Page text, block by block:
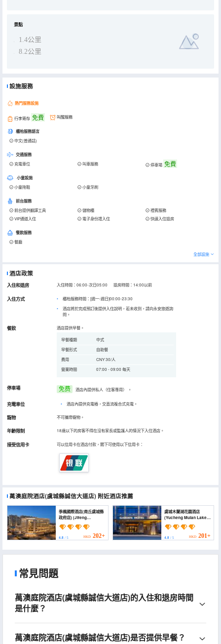
景點
1.4公里
8.2公里
設施服務
熱門服務設施
行李寄存 免費 叫醒服務
櫃枱服務語言
中文(普通話)
交通服務
充電車位 叫車服務 停車場 免費
小童設施
小童拖鞋 小童牙刷
前台服務
前台提供翻譯工具 儲物櫃
禮賓服務
VIP通道入住
電子身份證入住 快速入住退房
餐飲服務
餐廳
全部設施
酒店政策
入住和退房 入住時間：06:00-次日05:00 退房時間：14:00以前
入住方式
櫃枱服務時間：[週一-週日]00:00-23:30
酒店將於完成預訂後提供入住說明，若未收到，請向永安旅遊詢
問。
餐飲 酒店提供早餐。
早餐種類
中式
早餐形式
自助餐
費用
CNY 30/人
營業時間
07:00 - 09:00 每天
停車場 免费 酒店內提供私人（住客專用） 。
充電車位 • 酒店內提供充電樁，交直流複合式充電。
寵物 不可攜帶寵物。
年齡限制 18歲以下的房客不得在沒有家長或監護人的情況下入住酒店。
接受信用卡 可以信用卡在酒店付款，閣下可使用以下信用卡：
萬澳庭院酒店(虞城縣誠信大道店) 附近酒店推薦
季楓國際酒店(商丘虞城縣
政府店) (Jifeng
International Hotel
(Shangqiu Yucheng
County Government))
4.8 / 5 HKD 202+
虞城木蘭湖花園酒店
(Yucheng Mulan Lake
Garden Hotel (Yucheng
County Government
Store))
4.8/ 5 HKD 201+
常見問題
萬澳庭院酒店(虞城縣誠信大道店)的入住和退房時間
是什麼？
萬澳庭院酒店(虞城縣誠信大道店)是否提供早餐？